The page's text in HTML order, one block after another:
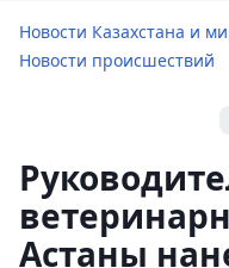
Новости Казахстана и
Новости происшествий
Астаны